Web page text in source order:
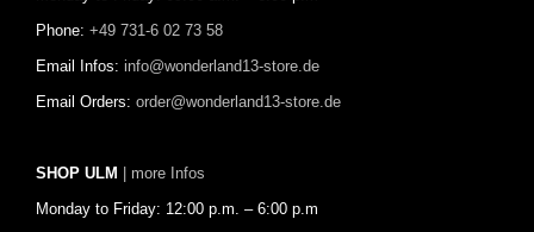
Phone: +49 731-6 02 73 58
Email Infos: info@wonderland13-store.de
Email Orders: order@wonderland13-store.de
SHOP ULM | more Infos
Monday to Friday: 12:00 p.m. – 6:00 p.m